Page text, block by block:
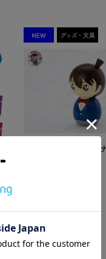
【再販】「名探偵コ
こけし 江戸川コナン